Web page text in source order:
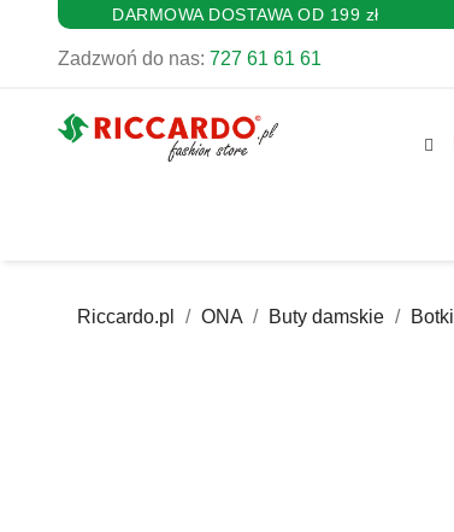
DARMOWA DOSTAWA OD 199 zł
Zadzwoń do nas: 727 61 61 61
Riccardo.pl ONA Buty damskie Botki